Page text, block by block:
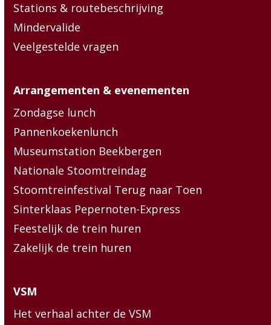
Stations & routebeschrijving
Mindervalide
Veelgestelde vragen
Arrangementen & evenementen
Zondagse lunch
Pannenkoekenlunch
Museumstation Beekbergen
Nationale Stoomtreindag
Stoomtreinfestival Terug naar Toen
Sinterklaas Pepernoten-Express
Feestelijk de trein huren
Zakelijk de trein huren
VSM
Het verhaal achter de VSM